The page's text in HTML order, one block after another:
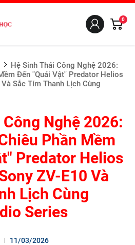
0
Hệ Sinh Thái Công Nghệ 2026:
Đến "Quái Vật" Predator Helios
Sắc Tím Thanh Lịch Cùng
Nghệ 2026:
Phần Mềm
Predator Helios
ZV-E10 Và
Lịch Cùng
Series
11/03/2026